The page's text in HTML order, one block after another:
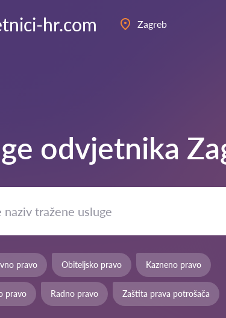
hr.com Zagreb
odvjetnika
pravo Obiteljsko pravo Kazneno pravo
pravo Radno pravo Zaštita prava potrošača